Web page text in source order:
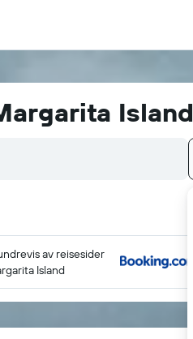
Island
av reisesider
Island